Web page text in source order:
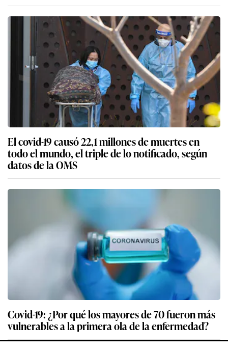
El covid-19 causó 22,1 millones de muertes en
todo el mundo, el triple de lo notificado, según
datos de la OMS
Covid-19: ¿Por qué los mayores de 70 fueron más
vulnerables a la primera ola de la enfermedad?